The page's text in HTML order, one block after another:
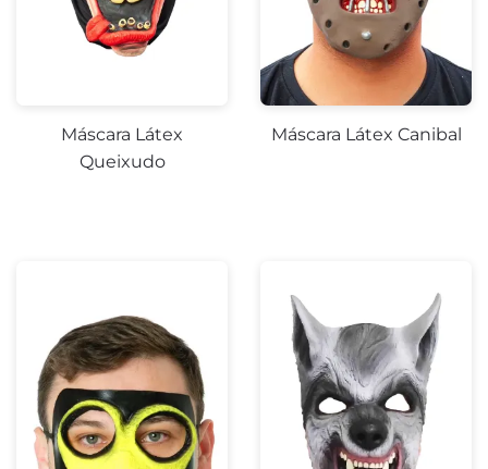
Máscara Látex
Queixudo
Máscara Látex Canibal